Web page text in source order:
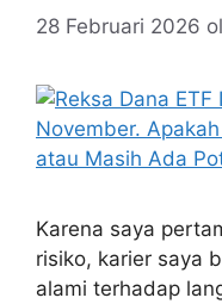
28 Februari 2026
Karena saya
risiko, karier saya
alami terhadap